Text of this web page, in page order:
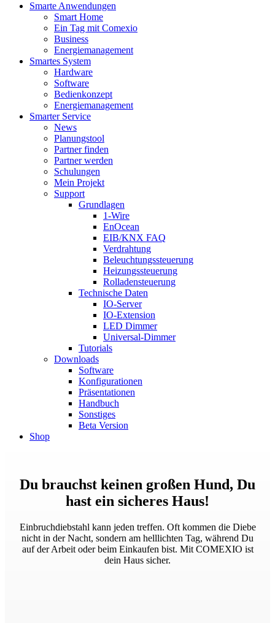
Smarte Anwendungen
Smart Home
Ein Tag mit Comexio
Business
Energiemanagement
Smartes System
Hardware
Software
Bedienkonzept
Energiemanagement
Smarter Service
News
Planungstool
Partner finden
Partner werden
Schulungen
Mein Projekt
Support
Grundlagen
1-Wire
EnOcean
EIB/KNX FAQ
Verdrahtung
Beleuchtungssteuerung
Heizungssteuerung
Rolladensteuerung
Technische Daten
IO-Server
IO-Extension
LED Dimmer
Universal-Dimmer
Tutorials
Downloads
Software
Konfigurationen
Präsentationen
Handbuch
Sonstiges
Beta Version
Shop
Du brauchst keinen großen Hund, Du
hast ein sicheres Haus!
Einbruchdiebstahl kann jeden treffen. Oft kommen die Diebe
nicht in der Nacht, sondern am helllichten Tag, während Du
auf der Arbeit oder beim Einkaufen bist. Mit COMEXIO ist
dein Haus sicher.